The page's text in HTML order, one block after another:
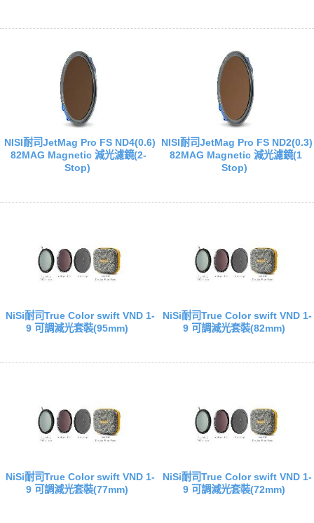
NISI耐司JetMag Pro FS ND4(0.6)
82MAG Magnetic 減光濾鏡(2-
Stop)
NISI耐司JetMag Pro FS ND2(0.3)
82MAG Magnetic 減光濾鏡(1
Stop)
NiSi耐司True Color swift VND 1-
9 可調減光套裝(95mm)
NiSi耐司True Color swift VND 1-
9 可調減光套裝(82mm)
NiSi耐司True Color swift VND 1-
9 可調減光套裝(77mm)
NiSi耐司True Color swift VND 1-
9 可調減光套裝(72mm)